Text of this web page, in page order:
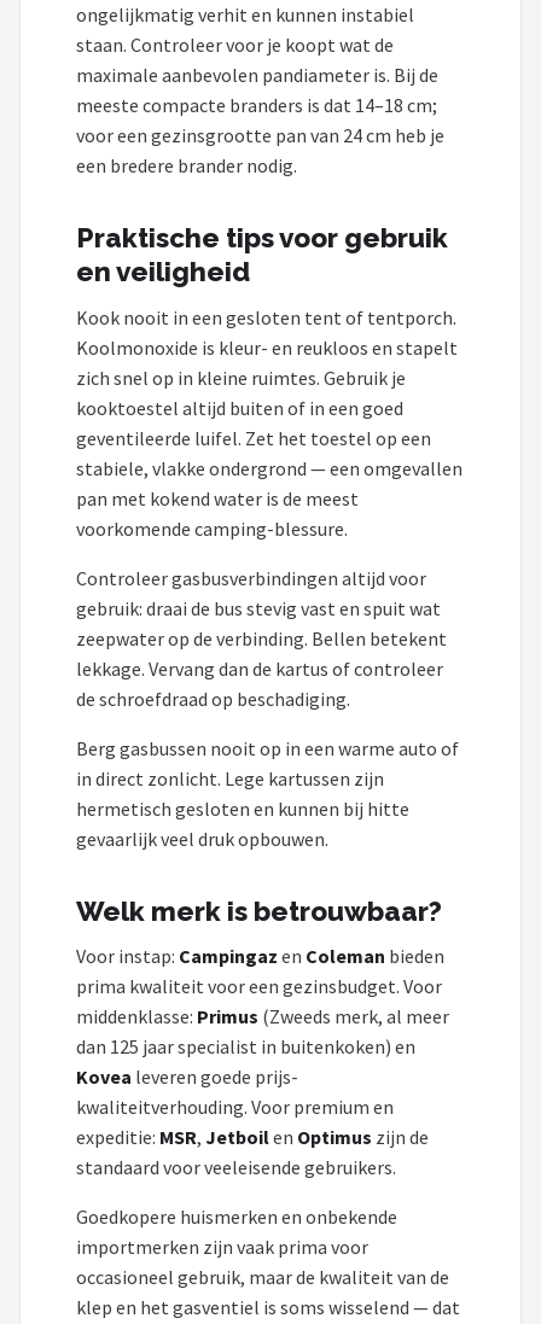
ongelijkmatig verhit en kunnen instabiel
staan. Controleer voor je koopt wat de
maximale aanbevolen pandiameter is. Bij de
meeste compacte branders is dat 14–18 cm;
voor een gezinsgrootte pan van 24 cm heb je
een bredere brander nodig.
Praktische tips voor gebruik
en veiligheid
Kook nooit in een gesloten tent of tentporch.
Koolmonoxide is kleur- en reukloos en stapelt
zich snel op in kleine ruimtes. Gebruik je
kooktoestel altijd buiten of in een goed
geventileerde luifel. Zet het toestel op een
stabiele, vlakke ondergrond — een omgevallen
pan met kokend water is de meest
voorkomende camping-blessure.
Controleer gasbusverbindingen altijd voor
gebruik: draai de bus stevig vast en spuit wat
zeepwater op de verbinding. Bellen betekent
lekkage. Vervang dan de kartus of controleer
de schroefdraad op beschadiging.
Berg gasbussen nooit op in een warme auto of
in direct zonlicht. Lege kartussen zijn
hermetisch gesloten en kunnen bij hitte
gevaarlijk veel druk opbouwen.
Welk merk is betrouwbaar?
Voor instap: Campingaz en Coleman bieden
prima kwaliteit voor een gezinsbudget. Voor
middenklasse: Primus (Zweeds merk, al meer
dan 125 jaar specialist in buitenkoken) en
Kovea leveren goede prijs-
kwaliteitverhouding. Voor premium en
expeditie: MSR, Jetboilen Optimus zijn de
standaard voor veeleisende gebruikers.
Goedkopere huismerken en onbekende
importmerken zijn vaak prima voor
occasioneel gebruik, maar de kwaliteit van de
klep en het gasventiel is soms wisselend — dat